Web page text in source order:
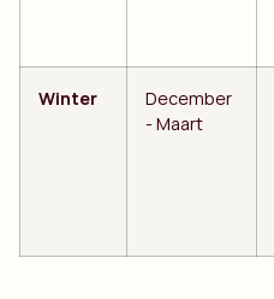
Winter
December
- Maart